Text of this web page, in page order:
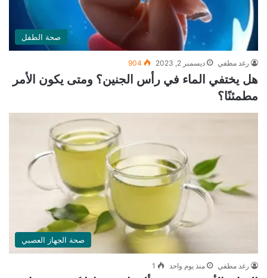
صحة الطفل
رغد مطفي ديسمبر 2, 2023 904
هل يختفي الماء في رأس الجنين؟ ومتى يكون الأمر
مطمئنًا؟
صحة الجهاز العصبي
رغد مطفي منذ يوم واحد 1